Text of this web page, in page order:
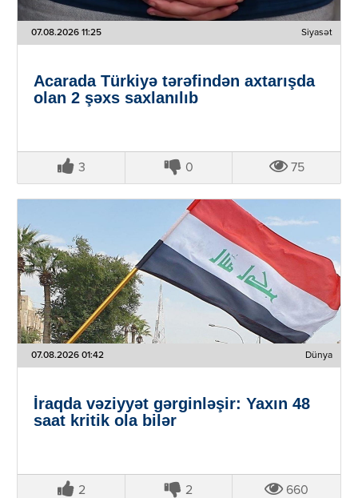
07.08.2026 11:25 Siyasət
Acarada Türkiyə tərəfindən axtarışda
olan 2 şəxs saxlanılıb
3 0 75
07.08.2026 01:42 Dünya
İraqda vəziyyət gərginləşir: Yaxın 48
saat kritik ola bilər
2 2 660